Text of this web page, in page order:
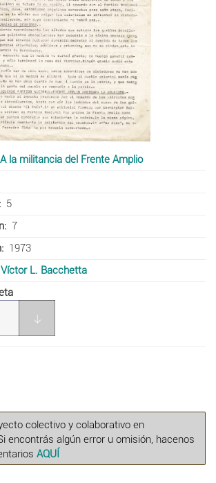
A la militancia del Frente Amplio
5
7
1973
L. Bacchetta
colectivo y colaborativo en
encontrás algún error u omisión, hacenos
AQUÍ